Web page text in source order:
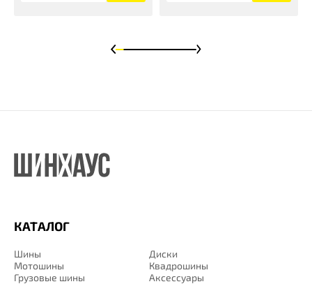
КАТАЛОГ
Шины
Диски
Мотошины
Квадрошины
Грузовые шины
Аксессуары